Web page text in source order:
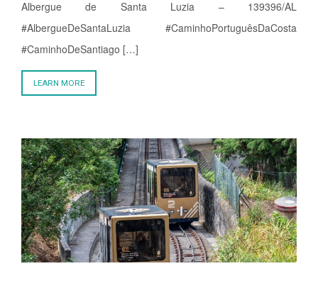
Albergue de Santa Luzia – 139396/AL
#AlbergueDeSantaLuzia #CaminhoPortuguêsDaCosta
#CaminhoDeSantiago […]
LEARN MORE